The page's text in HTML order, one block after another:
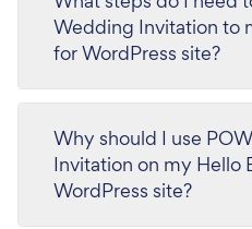
Wedding Invitation to
for WordPress site?
Why should I use
Invitation on my Hello
WordPress site?